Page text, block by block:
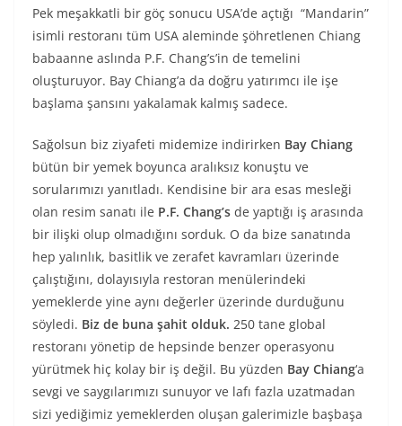
Pek meşakkatli bir göç sonucu USA’de açtığı “Mandarin”
isimli restoranı tüm USA aleminde şöhretlenen Chiang
babaanne aslında P.F. Chang’s’in de temelini
oluşturuyor. Bay Chiang’a da doğru yatırımcı ile işe
başlama şansını yakalamak kalmış sadece.
Sağolsun biz ziyafeti midemize indirirken Bay Chiang
bütün bir yemek boyunca aralıksız konuştu ve
sorularımızı yanıtladı. Kendisine bir ara esas mesleği
olan resim sanatı ile P.F. Chang’s de yaptığı iş arasında
bir ilişki olup olmadığını sorduk. O da bize sanatında
hep yalınlık, basitlik ve zerafet kavramları üzerinde
çalıştığını, dolayısıyla restoran menülerindeki
yemeklerde yine aynı değerler üzerinde durduğunu
söyledi. Biz de buna şahit olduk. 250 tane global
restoranı yönetip de hepsinde benzer operasyonu
yürütmek hiç kolay bir iş değil. Bu yüzden Bay Chiang‘a
sevgi ve saygılarımızı sunuyor ve lafı fazla uzatmadan
sizi yediğimiz yemeklerden oluşan galerimizle başbaşa